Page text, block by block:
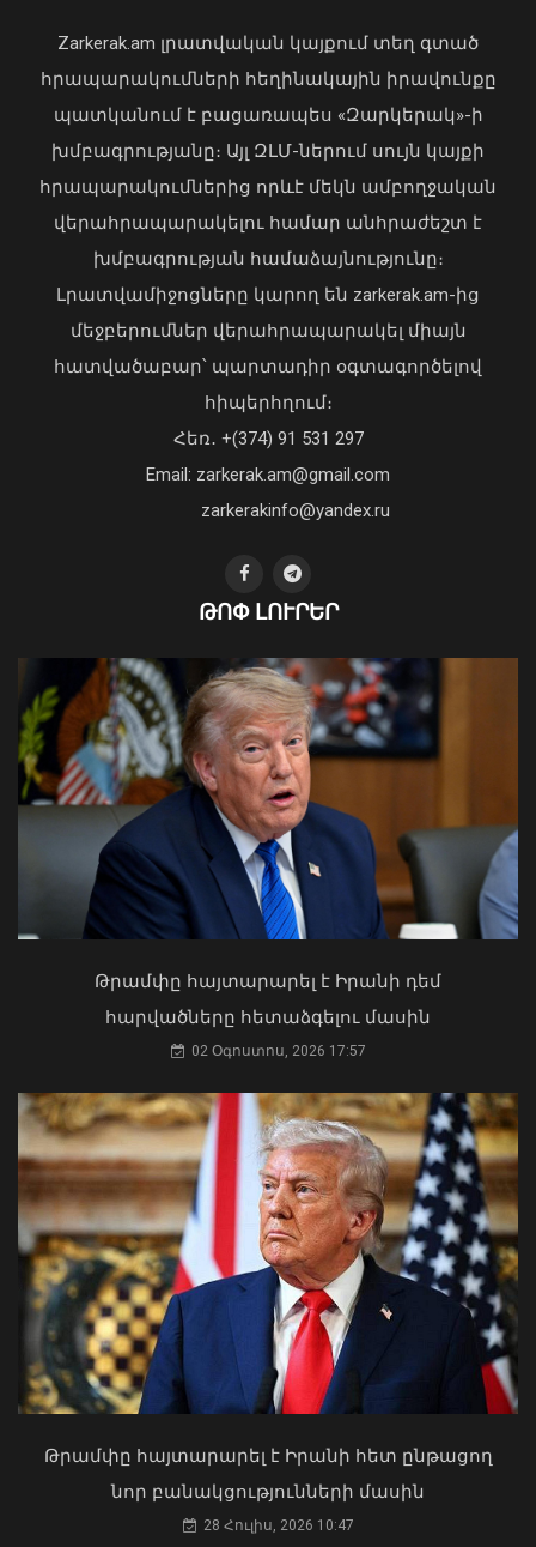
Ավելացել են շինարարության ոլորտից
պետբյուջե վճարված հարկային
եկամուտները. Քաղաքաշինության
կոմիտեի նախագահի ուղերձը
09 Օգոստոս, 2026 12:20
Սևանա լճի լողափերից մեկում
քաղաքացիները հեծանիվ-նավակով
հեռացել են ափից և չեն կարողացել
վերադառնալ․ օգնության են հասել
փրկարարները
09 Օգոստոս, 2026 12:14
Վթարային ջրանջատում Երևանի
Կենտրոն վարչական շրջանում
09 Օգոստոս, 2026 11:43
դեմ ծանր պայքարում»․ կյանքից
հեռացել է Արսեն Ասլանյանը
04 Օգոստոս, 2026 19:12
Կաթողիկոսը պետք է օրենքի առաջ
կանգնի, եթե հանցանք է գործել, կամ
արտաքին ազդեցության գործակալ
դարձել. աստվածաբան
07 Օգոստոս, 2026 17:03
«Ուժեղ Հայաստան»-ը դեմ է
քվեարկելու ԱԺ նախագահի
պաշտոնում Ռուբեն Ռուբինյանի
Zarkerak.am լրատվական կայքում տեղ գտած
հրապարակումների հեղինակային իրավունքը
պատկանում է բացառապես «Զարկերակ»-ի
խմբագրությանը։ Այլ ԶԼՄ-ներում սույն կայքի
հրապարակումներից որևէ մեկն ամբողջական
վերահրապարակելու համար անհրաժեշտ է
խմբագրության համաձայնությունը։
Լրատվամիջոցները կարող են zarkerak.am-ից
մեջբերումներ վերահրապարակել միայն
հատվածաբար՝ պարտադիր օգտագործելով
հիպերհղում։
Հեռ․ +(374) 91 531 297
Email: zarkerak.am@gmail.com
zarkerakinfo@yandex.ru
ԹՈՓ ԼՈՒՐԵՐ
Թրամփը հայտարարել է Իրանի դեմ
հարվածները հետաձգելու մասին
02 Օգոստոս, 2026 17:57
Թրամփը հայտարարել է Իրանի հետ ընթացող
նոր բանակցությունների մասին
28 Հուլիս, 2026 10:47